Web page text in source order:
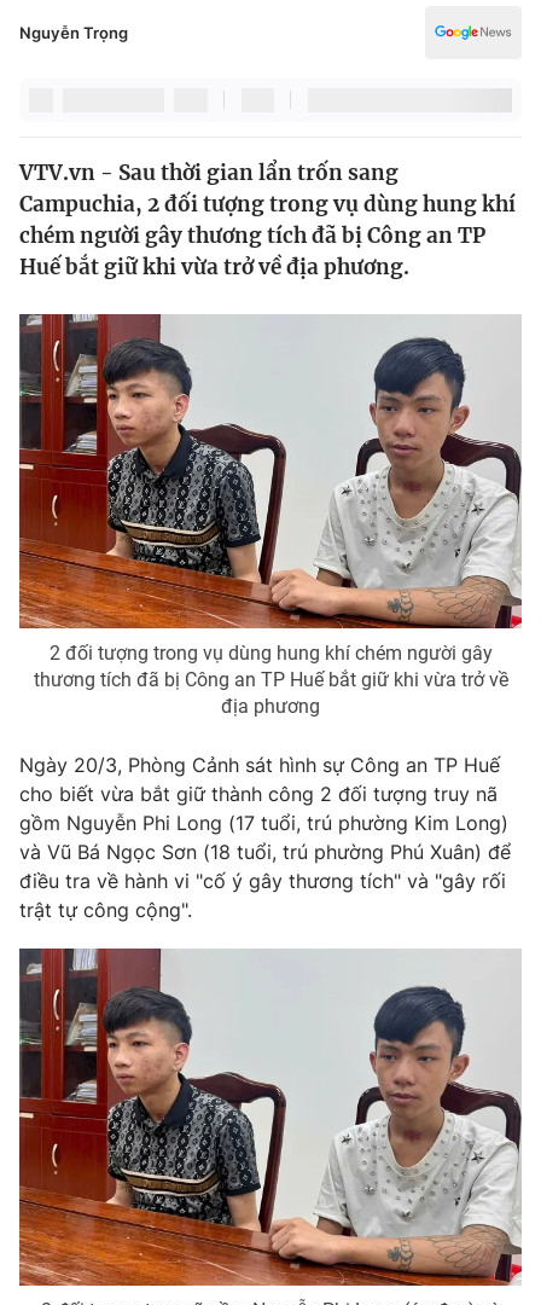
Thế giới
Tin tức
Thế giới đó đây
Câu chuyện quốc tế
Tài chính
Thị trường
Góc doanh nghiệp
Dữ liệu và đời sống
Truyền hình
Phim VTV
Hậu trường
Nhân vật
Khán giả
Giải sao mai
Giải trí
Điện ảnh
Âm nhạc
Sao
Đời sống
Du lịch
Làm đẹp
Chất lượng cuộc sống
Giáo dục
Tuyển sinh
Hitech Công nghệ tương lai
Sản phẩm
Thị trường
Tư vấn
Giao lưu trực tuyến
Lịch phát sóng
Emagazine
Photo Infographic
Video Shorts video
VTV Money VTV Thể thao
VTV Sức khoẻ Bất động sản
Đời sống
Nguyễn Trọng
VTV.vn - Sau thời gian lẩn trốn sang
Campuchia, 2 đối tượng trong vụ dùng hung khí
chém người gây thương tích đã bị Công an TP
Huế bắt giữ khi vừa trở về địa phương.
2 đối tượng trong vụ dùng hung khí chém người gây
thương tích đã bị Công an TP Huế bắt giữ khi vừa trở về
địa phương
Ngày 20/3, Phòng Cảnh sát hình sự Công an TP Huế
cho biết vừa bắt giữ thành công 2 đối tượng truy nã
gồm Nguyễn Phi Long (17 tuổi, trú phường Kim Long)
và Vũ Bá Ngọc Sơn (18 tuổi, trú phường Phú Xuân) để
điều tra về hành vi "cố ý gây thương tích" và "gây rối
trật tự công cộng".